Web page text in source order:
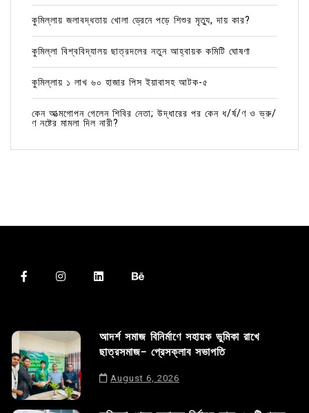
কুমিল্লায় জলাবদ্ধতায় খোলা ড্রেনে পড়ে শিশুর মৃত্যু, দায় কার?
কুমিল্লা বিশ্ববিদ্যালয় ছাত্রদলের নতুন আহ্বায়ক কমিটি ঘোষণা
কুমিল্লায় ১ লাখ ৬০ হাজার পিস ইয়াবাসহ আটক-৫
কেন আত্মগোপন গেলেন শিবির নেতা; উদ্ধারের পর কেন ধ/র্ষ/ণ ও ভ্রু/
ণ নষ্টের মামলা দিল নারী?
আদর্শ সমাজ বিনির্মাণে সহায়ক ভুমিকা রাখে
ছাত্রসমাজ- প্রেসক্লাব সভাপতি
August 6, 2026